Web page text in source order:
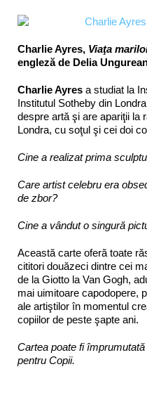
Charlie Ayres, Viaţa
engleză de Delia
Charlie Ayres a studiat la
Institutul Sotheby din
despre artă şi are apariţii la
Londra, cu soţul şi cei doi
Cine a realizat prima
Care artist celebru era
de zbor?
Cine a vândut o singură
Această carte oferă toate
cititori douăzeci dintre cei
de la Giotto la Van Gogh,
mai uimitoare capodopere,
ale artiştilor în momentul
copiilor de peste şapte ani.
Cartea poate fi
pentru Copii.